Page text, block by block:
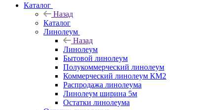
Каталог
Назад
Каталог
Линолеум
Назад
Линолеум
Бытовой линолеум
Полукоммерческий линолеум
Коммерческий линолеум КМ2
Распродажа линолеума
Линолеум ширина 5м
Остатки линолеума